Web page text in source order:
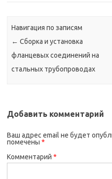
Навигация по записям
← Сборка и установка
фланцевых соединений на
стальных трубопроводах
Добавить комментарий
Ваш адрес email не будет
помечены *
Комментарий *